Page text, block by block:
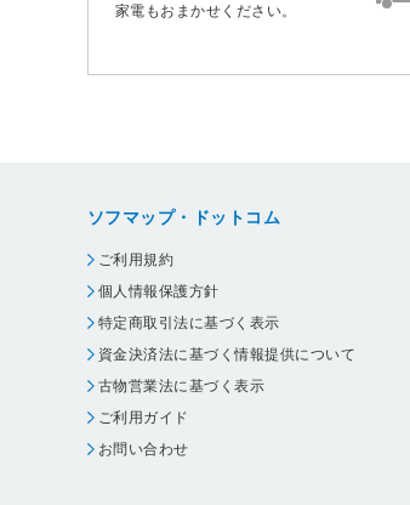
家電もおまかせください。
ソフマップ・ドットコム
ご利用規約
個人情報保護方針
特定商取引法に基づく表示
資金決済法に基づく情報提供について
古物営業法に基づく表示
ご利用ガイド
お問い合わせ